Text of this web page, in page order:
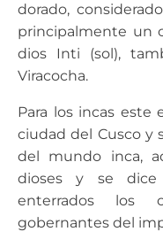
dorado,
principalmente un
dios Inti (sol),
Viracocha.
Para los incas este
ciudad del Cusco y
del mundo inca,
dioses y se
enterrados los
gobernantes del